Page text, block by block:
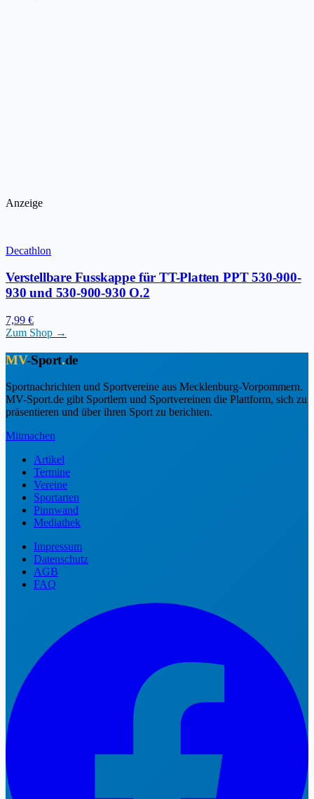
Anzeige
Decathlon
Verstellbare Fusskappe für TT-Platten PPT 530-900-
930 und 530-900-930 O.2
7,99 €
Zum Shop →
MV-Sport.de
Sportnachrichten und Sportvereine aus Mecklenburg-Vorpommern.
MV-Sport.de gibt Sportlern und Sportvereinen die Plattform, sich zu
präsentieren und über ihren Sport zu berichten.
Mitmachen
Artikel
Termine
Vereine
Sportarten
Pinnwand
Mediathek
Impressum
Datenschutz
AGB
FAQ